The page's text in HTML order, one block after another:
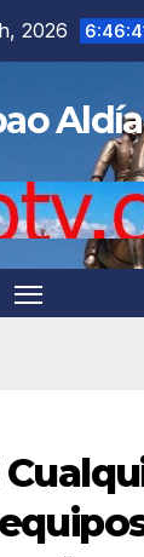
2026
Aldía